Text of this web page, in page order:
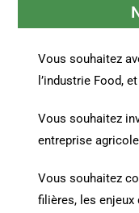
Vous souhaitez
l’industrie Food,
Vous souhaitez
entreprise
Vous souhaitez
filières, les enjeux